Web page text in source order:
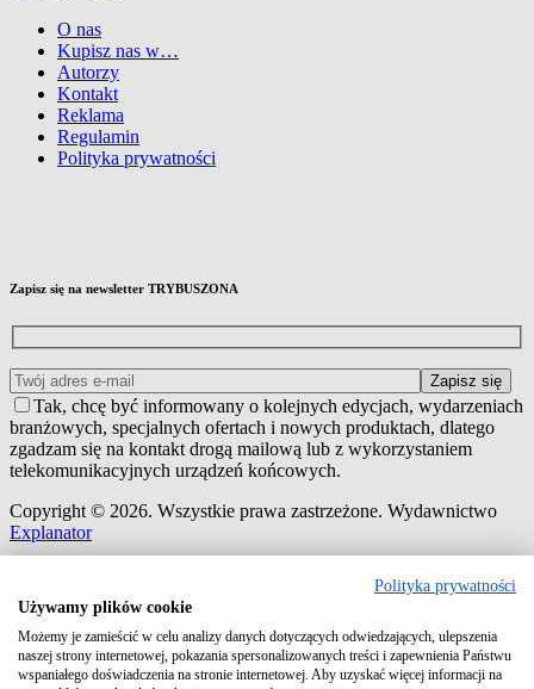
O nas
Kupisz nas w…
Autorzy
Kontakt
Reklama
Regulamin
Polityka prywatności
Zapisz się na newsletter TRYBUSZONA
Tak, chcę być informowany o kolejnych edycjach, wydarzeniach
branżowych, specjalnych ofertach i nowych produktach, dlatego
zgadzam się na kontakt drogą mailową lub z wykorzystaniem
telekomunikacyjnych urządzeń końcowych.
Copyright © 2026. Wszystkie prawa zastrzeżone. Wydawnictwo
Explanator
Polityka prywatności
Używamy plików cookie
Możemy je zamieścić w celu analizy danych dotyczących odwiedzających, ulepszenia
naszej strony internetowej, pokazania spersonalizowanych treści i zapewnienia Państwu
wspaniałego doświadczenia na stronie internetowej. Aby uzyskać więcej informacji na